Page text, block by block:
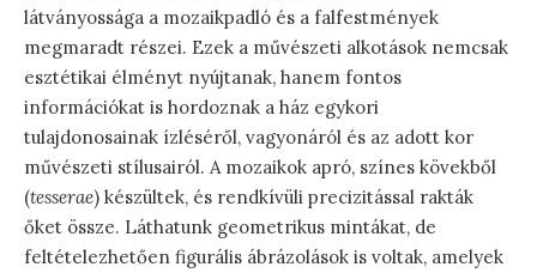
látványossága a mozaikpadló és a falfestmények
megmaradt részei. Ezek a művészeti alkotások nemcsak
esztétikai élményt nyújtanak, hanem fontos
információkat is hordoznak a ház egykori
tulajdonosainak ízléséről, vagyonáról és az adott kor
művészeti stílusairól. A mozaikok apró, színes kövekből
(tesserae) készültek, és rendkívüli precizitással rakták
őket össze. Láthatunk geometrikus mintákat, de
feltételezhetően figurális ábrázolások is voltak, amelyek